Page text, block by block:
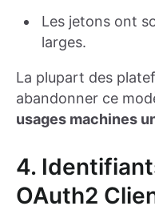
Les jetons ont
larges.
La plupart des
abandonner ce
usages machines
4.
OAuth2